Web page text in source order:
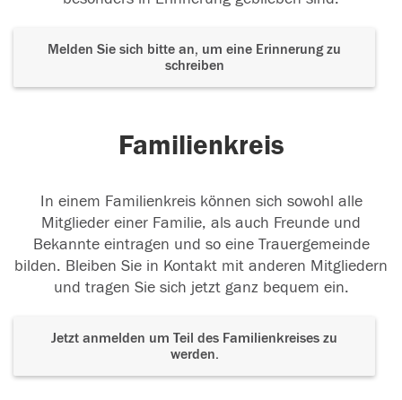
Melden Sie sich bitte an, um eine Erinnerung zu
schreiben
Familienkreis
In einem Familienkreis können sich sowohl alle
Mitglieder einer Familie, als auch Freunde und
Bekannte eintragen und so eine Trauergemeinde
bilden. Bleiben Sie in Kontakt mit anderen Mitgliedern
und tragen Sie sich jetzt ganz bequem ein.
Jetzt anmelden um Teil des Familienkreises zu
werden.